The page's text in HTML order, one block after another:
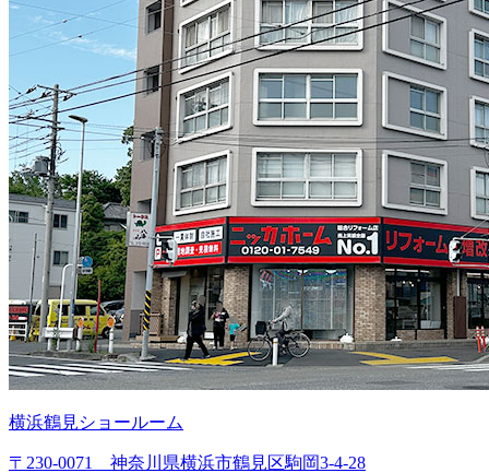
横浜鶴見ショールーム
〒230-0071 神奈川県横浜市鶴見区駒岡3-4-28